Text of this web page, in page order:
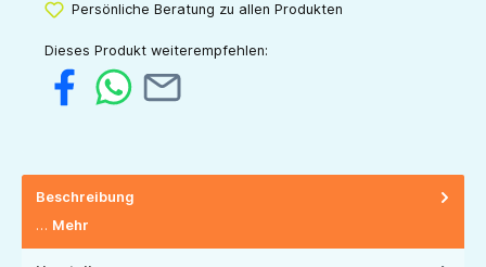
Persönliche Beratung zu allen Produkten
Dieses Produkt weiterempfehlen:
Beschreibung
… Mehr